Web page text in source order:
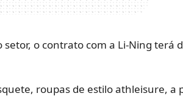
setor, o contrato com a Li-Ning terá
roupas de estilo athleisure, a